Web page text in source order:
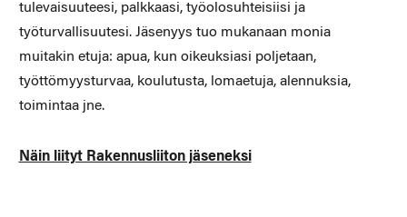
tulevaisuuteesi, palkkaasi, työolosuhteisiisi ja
työturvallisuutesi. Jäsenyys tuo mukanaan monia
muitakin etuja: apua, kun oikeuksiasi poljetaan,
työttömyysturvaa, koulutusta, lomaetuja, alennuksia,
toimintaa jne.
Näin liityt Rakennusliiton jäseneksi